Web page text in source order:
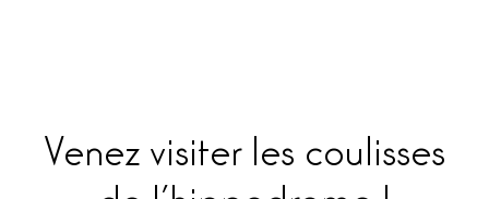
Venez visiter les coulisses